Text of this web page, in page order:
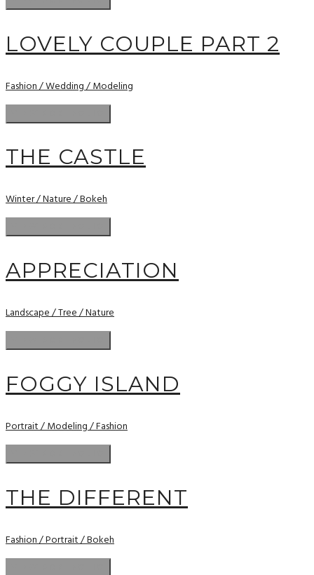
LOVELY COUPLE PART 2
Fashion / Wedding / Modeling
THE CASTLE
Winter / Nature / Bokeh
APPRECIATION
Landscape / Tree / Nature
FOGGY ISLAND
Portrait / Modeling / Fashion
THE DIFFERENT
Fashion / Portrait / Bokeh